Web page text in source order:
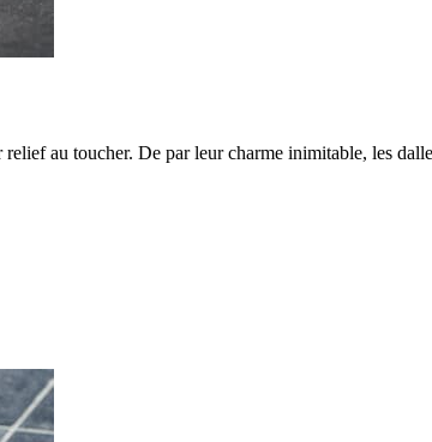
au toucher. De par leur charme inimitable, les